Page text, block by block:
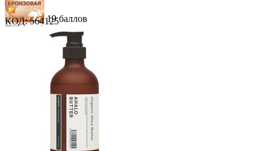
19 баллов
28 баллов
47 баллов
724.00 Р
за 1.00 мл
Нет в наличии
 
КОД: 564125